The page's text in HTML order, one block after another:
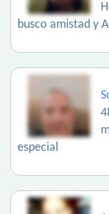
busco amistad y
especial